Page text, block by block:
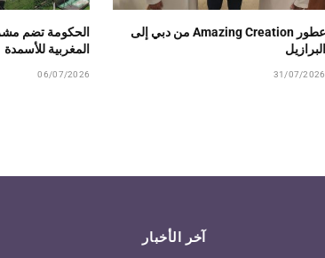
عطور Amazing Creation من دبي إلى
البرازيل
31/07/2026
المغربية للأسمدة
06/07/2026
آخر الأخبار